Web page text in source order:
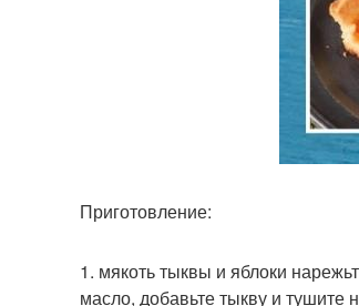
Приготовление:
1. мякоть тыквы и яблоки
масло, добавьте тыкву и тушите